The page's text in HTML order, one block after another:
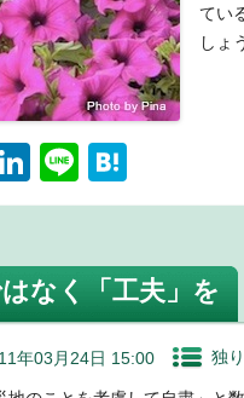
てい
しょ
Li
n
e
dI
n
Li
n
at
n
a
はなく「工夫」を
年03月24日 15:00 独